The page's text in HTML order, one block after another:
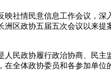
社情民意信息工作会议，深
洲区政协五届五次会议以来
政协履行政治协商、民主
全体政协委员和各参加单